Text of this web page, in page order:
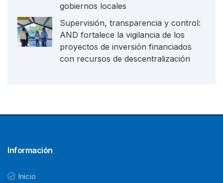
gobiernos locales
Supervisión, transparencia y control:
AND fortalece la vigilancia de los
proyectos de inversión financiados
con recursos de descentralización
Información
Inicio